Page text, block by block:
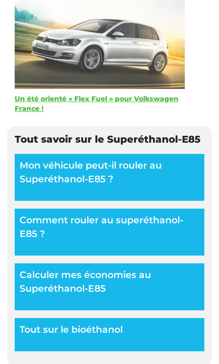
Un été orienté « Flex Fuel » pour Volkswagen
France !
Tout savoir sur le Superéthanol-E85
Mon véhicule peut-il rouler au
Superéthanol-E85 ?
Comment rouler au superéthanol-
E85 ?
Calculer mes économies au
Superéthanol-E85
Tout sur le bioéthanol